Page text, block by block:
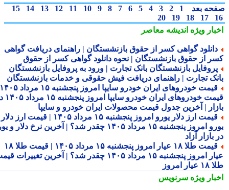
بعد 1
2
3
4
5
6
7
8
9
10
11
12
13
14
15
17
18
19
20
ویژهاندیشه معاصر
گواهی کسر از حقوق بازنشستگان | راهنمای دریافت گواهی
از حقوق بازنشستگان | نحوه دانلود گواهی کسر از حقوق
بازنشستگان بانک تجارت | ورود به پروفایل بازنشستگان
تجارت | راهنمای دریافت فیش حقوقی و خدمات بازنشستگان
قیمت خودروهای ایران خودرو سایپا امروز پنجشنبه ۱۵ مرداد ۱۴۰۵ |
قیمت خودروهای ایران خودرو سایپا امروز پنجشنبه ۱۵ مرداد ۱۴۰۵ در
| آخرین جدول قیمت محصولات ایران خودرو و سایپا
قیمت ارز دلار یورو امروز پنجشنبه ۱۵ مرداد ۱۴۰۵ | قیمت ارز دلار
یورو امروز پنجشنبه ۱۵ مرداد ۱۴۰۵ چقدر شد؟ | آخرین نرخ دلار و یورو
آزاد
قیمت طلا ۱۸ عیار امروز پنجشنبه ۱۵ مرداد ۱۴۰۵ | قیمت طلا ۱۸
عیار امروز پنجشنبه ۱۵ مرداد ۱۴۰۵ چقدر شد؟ | آخرین تغییرات قیمت
امروز
ویژهسرنویس